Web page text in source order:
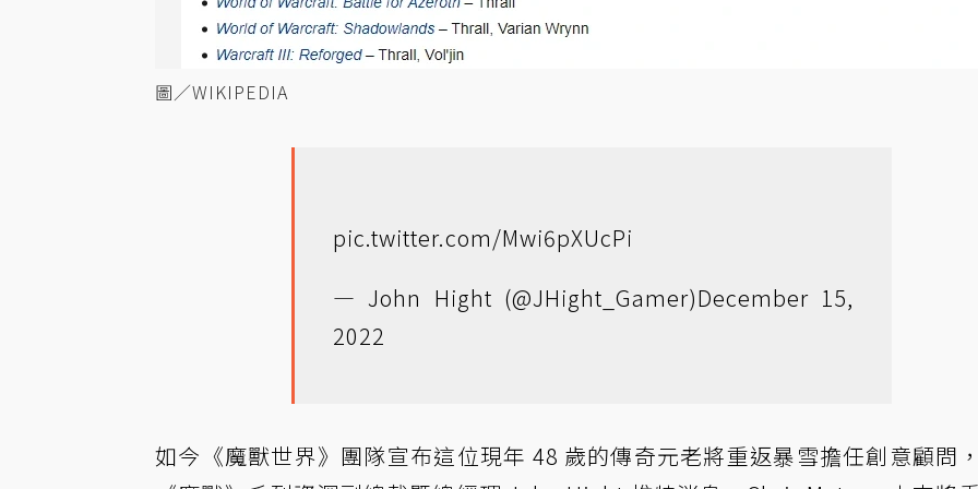
圖／WIKIPEDIA
pic.twitter.com/Mwi6pXUcPi
— John Hight (@JHight_Gamer)December 15,
2022
如今《魔獸世界》團隊宣布這位現年 48 歲的傳奇元老將重返暴雪擔任創意顧問